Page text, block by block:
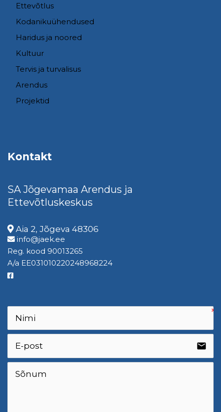
Ettevõtlus
Kodanikuühendused
Haridus ja noored
Kultuur
Tervis ja turvalisus
Arendus
Projektid
Kontakt
SA Jõgevamaa Arendus ja
Ettevõtluskeskus
Aia 2, Jõgeva 48306
info@jaek.ee
Reg. kood 90013265
A/a EE031010220248968224
email